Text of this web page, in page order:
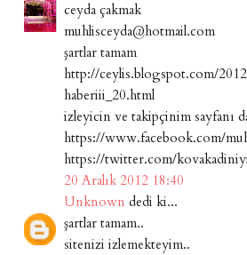
ceyda çakmak
muhlisceyda@hotmail.com
şartlar tamam
http://ceylis.blogspot.com/
haberiii_20.html
izleyicin ve takipçinim sayfanı
https://www.facebook.com/
https://twitter.com/
20 Aralık 2012 18:40
Unknown dedi ki...
şartlar tamam..
sitenizi izlemekteyim..